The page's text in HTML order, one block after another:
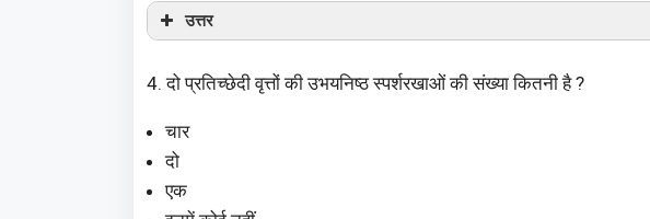
उत्तर
4. दो प्रतिच्छेदी वृत्तों की उभयनिष्ठ स्पर्शरखाओं की संख्या कितनी है ?
चार
दो
एक